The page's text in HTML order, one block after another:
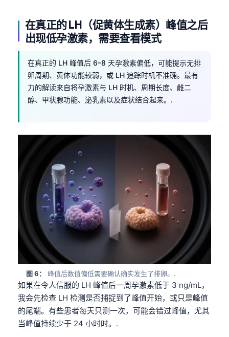
在真正的 LH（促黄体生成素）峰值之后
出现低孕激素，需要查看模式
在真正的 LH 峰值后 6–8 天孕激素偏低，可能提示无排
卵周期、黄体功能较弱，或 LH 追踪时机不准确。最有
力的解读来自将孕激素与 LH 时机、周期长度、雌二
醇、甲状腺功能、泌乳素以及症状结合起来。.
图 6： 峰值后数值偏低需要确认确实发生了排卵。.
如果在令人信服的 LH 峰值后一周孕激素低于 3 ng/mL，
我会先检查 LH 检测是否捕捉到了峰值开始，或只是峰值
的尾端。有些患者每天只测一次，可能会错过峰值，尤其
当峰值持续少于 24 小时时。.